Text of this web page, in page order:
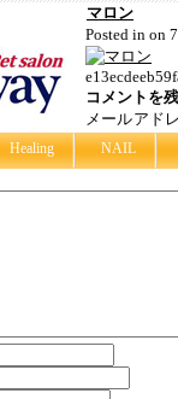
Healing NAIL
マロン
Posted in on
コメントを
メールアド